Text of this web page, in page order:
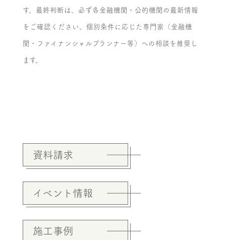
す。最終判断は、必ず各金融機関・公的機関の最新情報
をご確認ください。個別条件に応じた専門家（金融機
関・ファイナンシャルプランナー等）への相談を推奨し
ます。
資料請求
イベント情報
施工事例